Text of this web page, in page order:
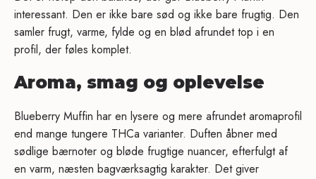
interessant. Den er ikke bare sød og ikke bare frugtig. Den
samler frugt, varme, fylde og en blød afrundet top i en
profil, der føles komplet.
Aroma, smag og oplevelse
Blueberry Muffin har en lysere og mere afrundet aromaprofil
end mange tungere THCa varianter. Duften åbner med
sødlige bærnoter og bløde frugtige nuancer, efterfulgt af
en varm, næsten bagværksagtig karakter. Det giver